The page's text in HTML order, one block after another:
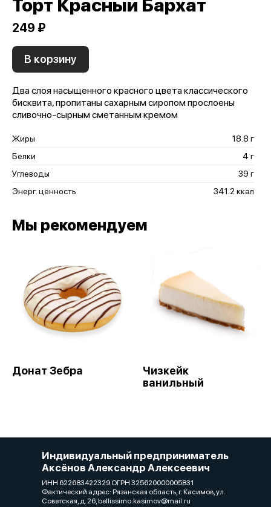
Торт Красный Бархат
249 ₽
В корзину
Два слоя насыщенного красного цвета классического
бисквита, пропитаны сахарным сиропом прослоены
сливочно-сырным сметанным кремом
Жиры
18.8 г
Белки
4 г
Углеводы
39 г
Энерг. ценность
341.2 ккал
Мы рекомендуем
Донат Зебра
Чизкейк
ванильный
Индивидуальный предприниматель
Аксёнов Александр Алексеевич
ИНН 622683422329 ОГРН 325620000005831
Фактический адрес: Рязанская область, г. Касимов, ул.
Советская, д. 26, bellissimo.kasimov@mail.ru